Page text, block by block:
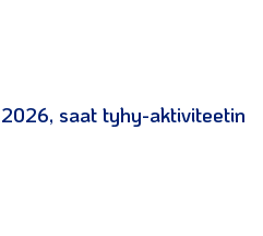
saat tyhy-aktiviteetin